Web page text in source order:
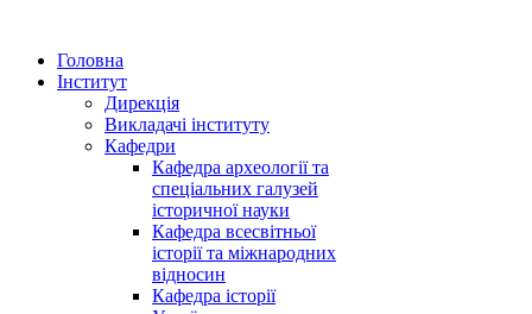
Головна
Інститут
Дирекція
Викладачі інституту
Кафедри
Кафедра археології та
спеціальних галузей
історичної науки
Кафедра всесвітньої
історії та міжнародних
відносин
Кафедра історії